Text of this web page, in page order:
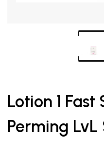
Lotion 1
Perming LvL